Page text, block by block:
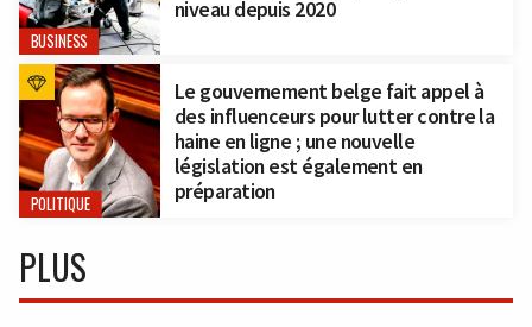
BUSINESS
niveau depuis 2020
POLITIQUE
Le gouvernement belge fait appel à
des influenceurs pour lutter contre la
haine en ligne ; une nouvelle
législation est également en
préparation
PLUS